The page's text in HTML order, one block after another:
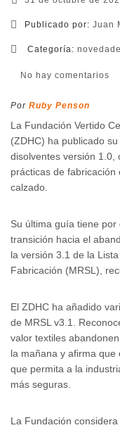
Publicado por: Juan
Categoría:
No hay comentarios
Por Ruby Penson
La Fundación Vertido
(ZDHC) ha publicado
disolventes versión 1.0,
prácticas de
calzado.
Su última guía tiene
transición hacia el
la versión 3.1 de la
Fabricación (MRSL),
El ZDHC ha añadido
de MRSL v3.1.
valor textiles
la mañana y afirma que
que permita a la
más seguras.
La Fundación